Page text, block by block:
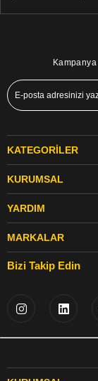
KATEGORILER
KURUMSAL
YARDIM
MARKALAR
Bizi Takip Edin